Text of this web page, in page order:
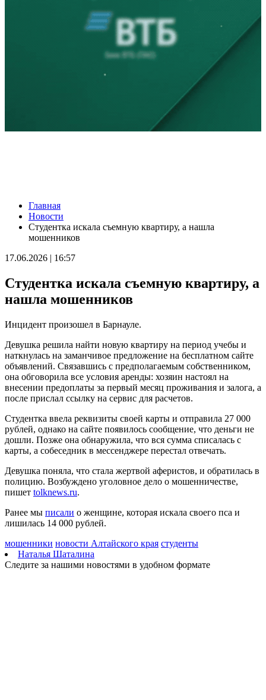
Вячеслав Федорищев: "В Самарской области сильные,
спортивные и талантливые люди"
08.08.2026 | 19:11
8 августа самарские "Крылья Советов" на домашнем стадионе
08.08.2026 | 18:41
прыжков на батуте"
08.08.2026 | 17:57
Самарцев приглашают на бесплатные тренировки 9 августа
8 августа в Самаре косят траву на 20-ти улицах
Школы Самарской области перейдут на обновленную
программу с 1 сентября
08.08.2026 | 16:39
В Самарской области 8 августа объявили штормовое
предупреждение
08.08.2026 | 16:30
и ветеранам
08.08.2026 | 15:59
Где в Самаре отключат холодную воду с 10 по 12 августа:
список адресов
Ливень с грозой и жара до 35 °C ожидаются в Самарской
области 9 августа
08.08.2026 | 15:18
8 и 9 августа
08.08.2026 | 14:52
Вячеслав Федорищев награжден почетной грамотой
Минобороны России
08.08.2026 | 14:23
Самарскую область накроет гроза с градом 8 августа
Главная
Новости
Студентка искала съемную квартиру, а нашла
мошенников
17.06.2026 | 16:57
Студентка искала съемную квартиру, а
нашла мошенников
Инцидент произошел в Барнауле.
Девушка решила найти новую квартиру на период учебы и
наткнулась на заманчивое предложение на бесплатном сайте
объявлений. Связавшись с предполагаемым собственником,
она обговорила все условия аренды: хозяин настоял на
внесении предоплаты за первый месяц проживания и залога, а
после прислал ссылку на сервис для расчетов.
Студентка ввела реквизиты своей карты и отправила 27 000
рублей, однако на сайте появилось сообщение, что деньги не
дошли. Позже она обнаружила, что вся сумма списалась с
карты, а собеседник в мессенджере перестал отвечать.
Девушка поняла, что стала жертвой аферистов, и обратилась в
полицию. Возбуждено уголовное дело о мошенничестве,
пишет tolknews.ru.
Ранее мы писали о женщине, которая искала своего пса и
лишилась 14 000 рублей.
мошенники новости Алтайского края студенты
Наталья Шаталина
Следите за нашими новостями в удобном формате